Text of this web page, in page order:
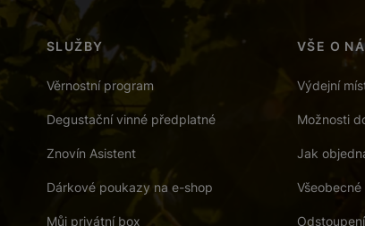
SLUŽBY
Věrnostní program
Degustační vinné předplatné
Znovín Asistent
Dárkové poukazy na e-shop
Můj privátní box
VŠE O
Výdejní
Možnosti
Jak